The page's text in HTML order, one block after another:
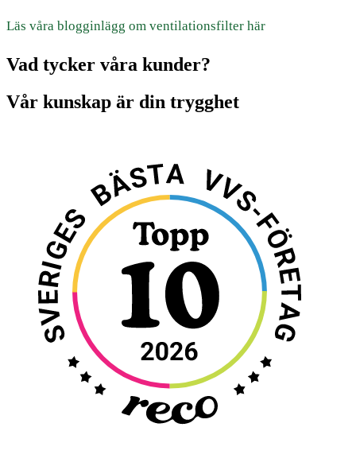
Läs våra blogginlägg om ventilationsfilter här
Vad tycker våra kunder?
Vår kunskap är din trygghet